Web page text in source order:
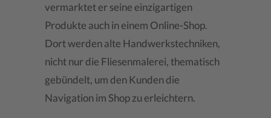
vermarktet er seine einzigartigen
Produkte auch in einem Online-Shop.
Dort werden alte Handwerkstechniken,
nicht nur die Fliesenmalerei, thematisch
gebündelt, um den Kunden die
Navigation im Shop zu erleichtern.